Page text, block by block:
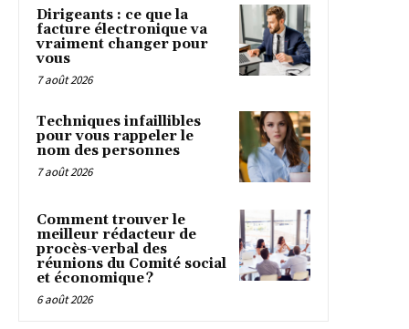
Dirigeants : ce que la
facture électronique va
vraiment changer pour
vous
7 août 2026
Techniques infaillibles
pour vous rappeler le
nom des personnes
7 août 2026
Comment trouver le
meilleur rédacteur de
procès-verbal des
réunions du Comité social
et économique ?
6 août 2026